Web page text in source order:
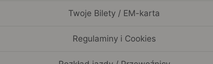
Twoje Bilety / EM-karta
Regulaminy i Cookies